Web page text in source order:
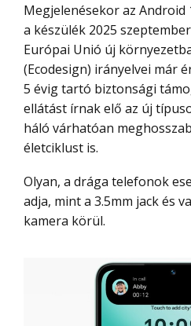
Megjelenésekor az Android 15 futott rajta és mivel
a készülék 2025
Európai Unió új
(Ecodesign) irányelvei már
5 évig tartó biztonsági
ellátást írnak elő az új
háló várhatóan
életciklust is.
Olyan, a drága telefonok esetén hiányolt extrákat is
adja, mint a 3.5mm jack és
kamera körül.